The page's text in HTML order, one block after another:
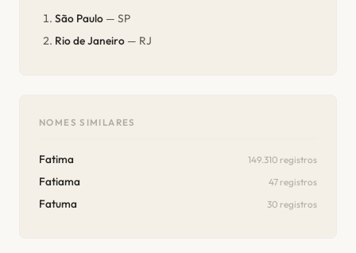
São Paulo — SP
Rio de Janeiro — RJ
NOMES SIMILARES
Fatima 149.310 registros
Fatiama 47 registros
Fatuma 30 registros